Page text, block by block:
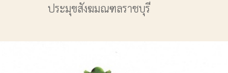
ประมุขสังฆมณฑลราชบุรี